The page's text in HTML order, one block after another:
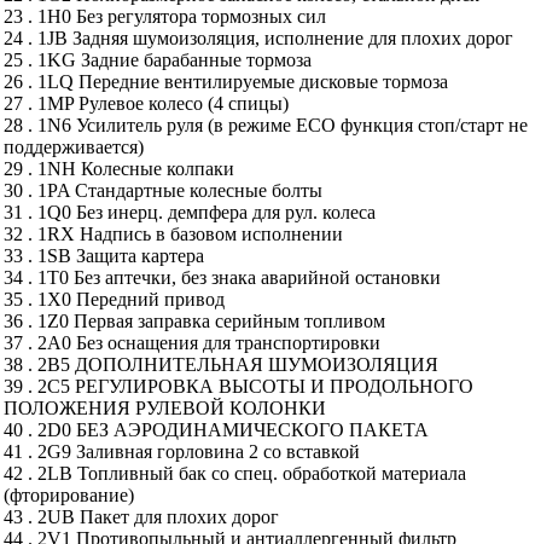
23 . 1H0 Без регулятора тормозных сил
24 . 1JB Задняя шумоизоляция, исполнение для плохих дорог
25 . 1KG Задние барабанные тормоза
26 . 1LQ Передние вентилируемые дисковые тормоза
27 . 1MP Рулевое колесо (4 спицы)
28 . 1N6 Усилитель руля (в режиме ЕСО функция стоп/старт не
поддерживается)
29 . 1NH Колесные колпаки
30 . 1PA Стандартные колесные болты
31 . 1Q0 Без инерц. демпфера для рул. колеса
32 . 1RX Надпись в базовом исполнении
33 . 1SB Защита картера
34 . 1T0 Без аптечки, без знака аварийной остановки
35 . 1X0 Передний привод
36 . 1Z0 Первая заправка серийным топливом
37 . 2A0 Без оснащения для транспортировки
38 . 2B5 ДОПОЛНИТЕЛЬНАЯ ШУМОИЗОЛЯЦИЯ
39 . 2C5 РЕГУЛИРОВКА ВЫСОТЫ И ПРОДОЛЬНОГО
ПОЛОЖЕНИЯ РУЛЕВОЙ КОЛОНКИ
40 . 2D0 БЕЗ АЭРОДИНАМИЧЕСКОГО ПАКЕТА
41 . 2G9 Заливная горловина 2 со вставкой
42 . 2LB Топливный бак со спец. обработкой материала
(фторирование)
43 . 2UB Пакет для плохих дорог
44 . 2V1 Противопыльный и антиаллергенный фильтр